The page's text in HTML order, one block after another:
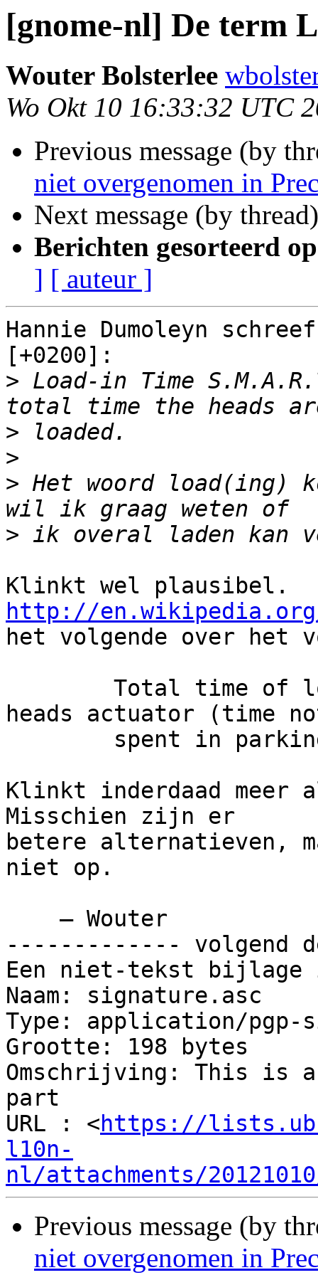
[gnome-nl] De term
Wouter Bolsterlee
Wo Okt 10 16:33:32 UTC
Previous message (by
niet overgenomen in
Next message (by
Berichten gesorteerd
] [ auteur ]
Hannie Dumoleyn
[+0200]:
> Load-in Time
>
>
> Het woord load(ing)
>
http://
het volgende over het
heads actuator (time
Klinkt inderdaad meer
Misschien zijn er
betere alternatieven,
niet op.
------------- volgend
Een niet-tekst
Naam: signature.asc
Type: application/pgp-
Grootte: 198 bytes
Omschrijving: This is
part
URL : <https://
l10n-
nl/attachments/
Previous message (by
niet overgenomen in